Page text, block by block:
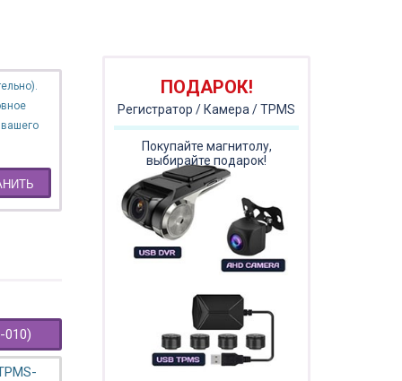
010)
ПОДАРОК!
Регистратор / Камера / TPMS
Покупайте магнитолу,
выбирайте подарок!